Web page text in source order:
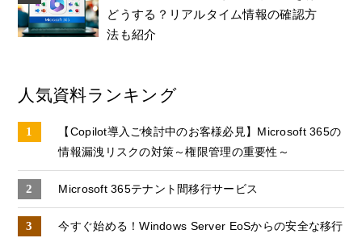
どうする？リアルタイム情報の確認方
法も紹介
人気資料ランキング
【Copilot導入ご検討中のお客様必見】Microsoft 365の
情報漏洩リスクの対策～権限管理の重要性～
Microsoft 365テナント間移行サービス
今すぐ始める！Windows Server EoSからの安全な移行